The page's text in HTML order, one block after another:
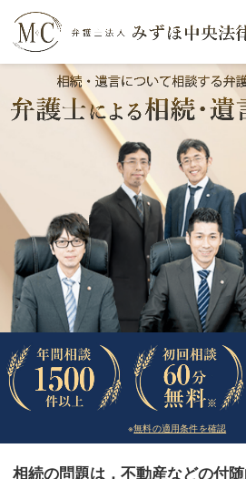
取扱分野
相続・遺言
離婚（夫婦間トラブル）
企業法務
労働問題（解雇，残業等）
刑事弁護
交通事故
法律相談など（その他）
※無料の適用条件を確認
相続の問題は，不動産などの付
取扱分野
相続・遺言
離婚（夫婦間トラブル）
企業法務
労働問題（解雇，残業等）
刑事弁護
交通事故
法律相談など（その他）